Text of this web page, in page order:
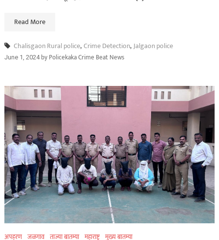
Read More
Chalisgaon Rural police,Crime Detection,Jalgaon police
June 1, 2024byPolicekaka Crime Beat News
अपहरण जळगाव ताज्या बातम्या महाराष्ट्र मुख्य बातम्या